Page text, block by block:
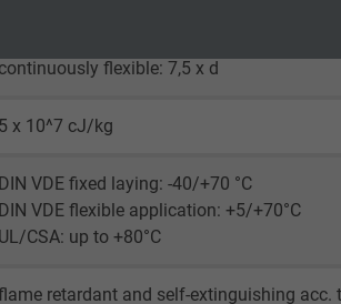
Generates statistical data on how
_ga_XKZTZRJBX7, Google Analytics
continuously flexible: 7,5 x d
5 x 10^7 cJ/kg
DIN VDE fixed laying: -40/+70 °C
DIN VDE flexible application: +5/+70°C
UL/CSA: up to +80°C
retardant and self-extinguishing acc.